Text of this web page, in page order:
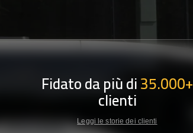
Fidato da più di35.000+
clienti
Leggi le storie dei clienti